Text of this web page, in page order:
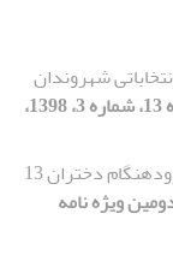
شهروندان
[دوره 13، شماره 3، 1398،
زمینه‌ها و پیامدهای ازدواج زودهنگام دختران 13
13، 4(دومین ویژه نامه